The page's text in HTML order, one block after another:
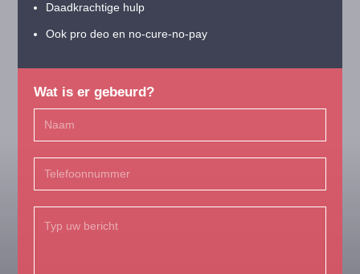
Wat is er gebeurd?
Name
Phone (Vereist)
Daadkrachtige hulp
Ook pro deo en no-cure-no-pay